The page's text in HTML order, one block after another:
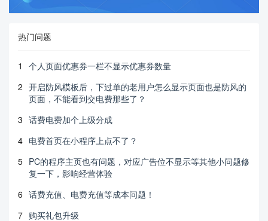
热门问题
1
个人页面优惠券一栏不显示优惠券数量
2 开启防风模板后，下过单的老用户怎么显示页面也是防风的
页面，不能看到交电费那些了？
3 话费电费加个上级分成
4 电费首页在小程序上点不了？
5 PC的程序主页也有问题，对应广告位不显示等其他小问题修
复一下，影响经营体验
6 话费充值、电费充值等成本问题！
7 购买礼包升级